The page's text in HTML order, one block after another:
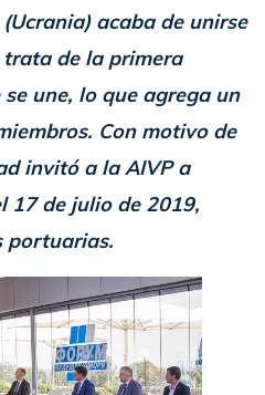
acaba de unirse
trata de la primera
une, lo que agrega un
Con motivo de
invitó a la AIVP a
17 de julio de 2019,
portuarias.